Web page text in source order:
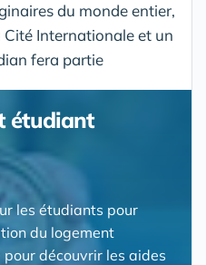
du monde entier,
Internationale et un
fera partie
étudiant
les étudiants pour
du logement
découvrir les aides